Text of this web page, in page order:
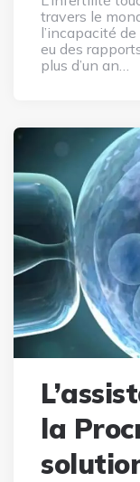
travers le
l’incapacité
eu des
plus d’un an…
la